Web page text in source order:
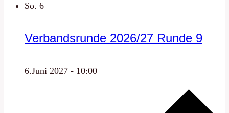
So. 6
Verbandsrunde 2026/27 Runde 9
6.Juni 2027 - 10:00